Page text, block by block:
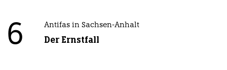
6 Antifas in Sachsen-Anhalt
Der Ernstfall